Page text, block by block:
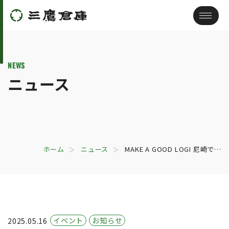
NEWS
ニュース
ホーム ニュース MAKE A GOOD LOGI 尼崎で…
2025.05.16 イベント お知らせ